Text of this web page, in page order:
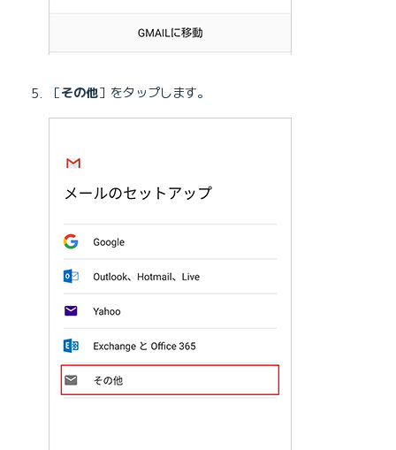
［その他］をタップします。